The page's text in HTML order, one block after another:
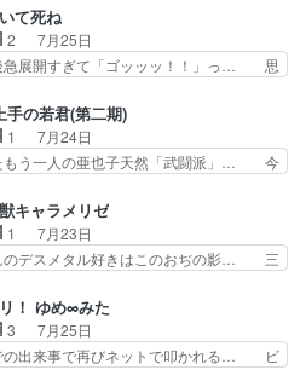
てずっと胸が熱… 同時視聴｜
｜リア… これまで騙していた東
新郷家に来…
いことになってたオープニン… テンポ
話良いところで引くから全… 盟友ドレ
出会い。次週のドレゲネ… さて、登場
どついていけるのか私… 今回は遂にド
ゃ可愛かったなド… まさかの展開にめ
テンション上が… チャガタイの所へ密
はずがドレゲ…
て死ね
2
7月25日
急展開すぎて「ゴッッッ！！」っ… 思
った！漫画描きのハウツー回… この作
うのをズバッとキメるの上… 藤子不二
だ人にはとてもフィット… 赤福のヌル
きとかネームを褒めら… 漫研が気にな
仲間まで。本作品… 今回エンディング
れるのが早い（… この作品の世界に
ジタルという概…
手の若君(第二期)
1
7月24日
もう一人の亜也子天然「武闘派」… 今
げ上手亜也子のアシストに支… そう
もまだ9歳なのか‥ときゆき… 「亜也
キ・大作戦！・長寿丸を一… 目玉と耳
葉で繰り広げる戰もノラ… 時代設定ど
すとやは草だった。… 今回は亜也子回
もしさと乙女らし… 貞宗、キモいギョ
思ってなかった…
キャラメリゼ
1
7月23日
のデスメタル好きはこのおぢの影… 三
れんキャラだなぁ作品もイン… 相変わ
者には見えないわね響野君… 正体を知
どちりも肯定してくれた… 黒絵がハル
ても、南を助けて大事… OPにデスボ
！ ゆめ∞みた
3
7月25日
の出来事で再びネットで叩かれる… ビ